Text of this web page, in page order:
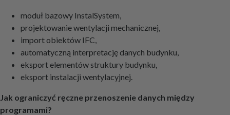
moduł bazowy InstalSystem,
projektowanie wentylacji mechanicznej,
import obiektów IFC,
automatyczną interpretację danych budynku,
eksport elementów struktury budynku,
eksport instalacji wentylacyjnej.
Jak ograniczyć ręczne przenoszenie danych między
programami?